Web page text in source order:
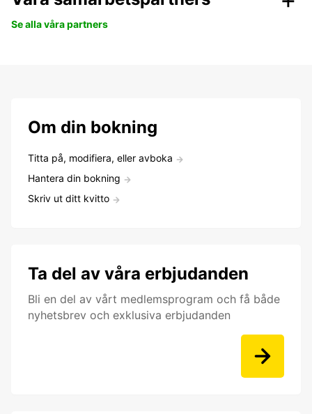
Se alla våra partners
Om din bokning
Titta på, modifiera, eller avboka
Hantera din bokning
Skriv ut ditt kvitto
Ta del av våra erbjudanden
Bli en del av vårt medlemsprogram och få både
nyhetsbrev och exklusiva erbjudanden